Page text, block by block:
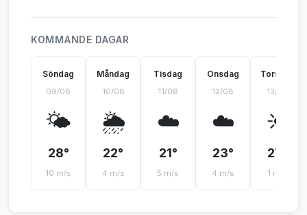
KOMMANDE DAGAR
Söndag
09/08
🌤️
28°
10 m/s
Måndag
10/08
🌦️
22°
4 m/s
Tisdag
11/08
☁️
21°
5 m/s
Onsdag
12/08
☁️
23°
4 m/s
Torsdag
13/08
☀️
27°
1 m/s